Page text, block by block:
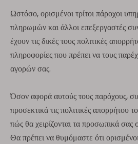
Ωστόσο, ορισμένοι τρίτοι πάροχοι
πληρωμών και άλλοι επεξεργαστές
έχουν τις δικές τους πολιτικές
πληροφορίες που πρέπει να τους
αγορών σας.
Όσον αφορά αυτούς τους παρόχους,
προσεκτικά τις πολιτικές απορρήτου
πώς θα χειρίζονται τα προσωπικά σας
Θα πρέπει να θυμόμαστε ότι